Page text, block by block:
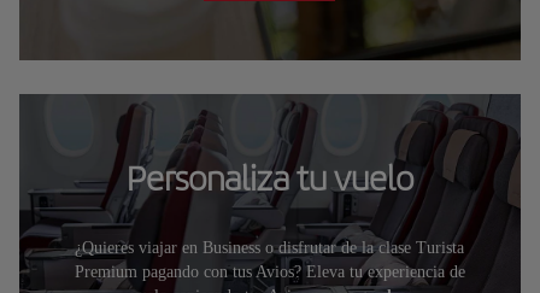
Personaliza tu vuelo
¿Quieres viajar en Business o disfrutar de la clase Turista
Premium pagando con tus Avios? Eleva tu experiencia de